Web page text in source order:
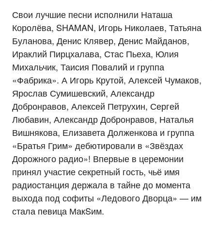
Свои лучшие песни исполнили Наташа
Королёва, SHAMAN, Игорь Николаев, Татьяна
Буланова, Денис Клявер, Денис Майданов,
Ираклий Пирцхалава, Стас Пьеха, Юлия
Михальчик, Таисия Повалий и группа
«Фабрика». А Игорь Крутой, Алексей Чумаков,
Ярослав Сумишевский, Александр
Добронравов, Алексей Петрухин, Сергей
Любавин, Александр Добронравов, Наталья
Вишнякова, Елизавета Долженкова и группа
«Братья Грим» дебютировали в «Звёздах
Дорожного радио»! Впервые в церемонии
принял участие секретный гость, чьё имя
радиостанция держала в тайне до момента
выхода под софиты «Ледового Дворца» — им
стала певица МакSим.